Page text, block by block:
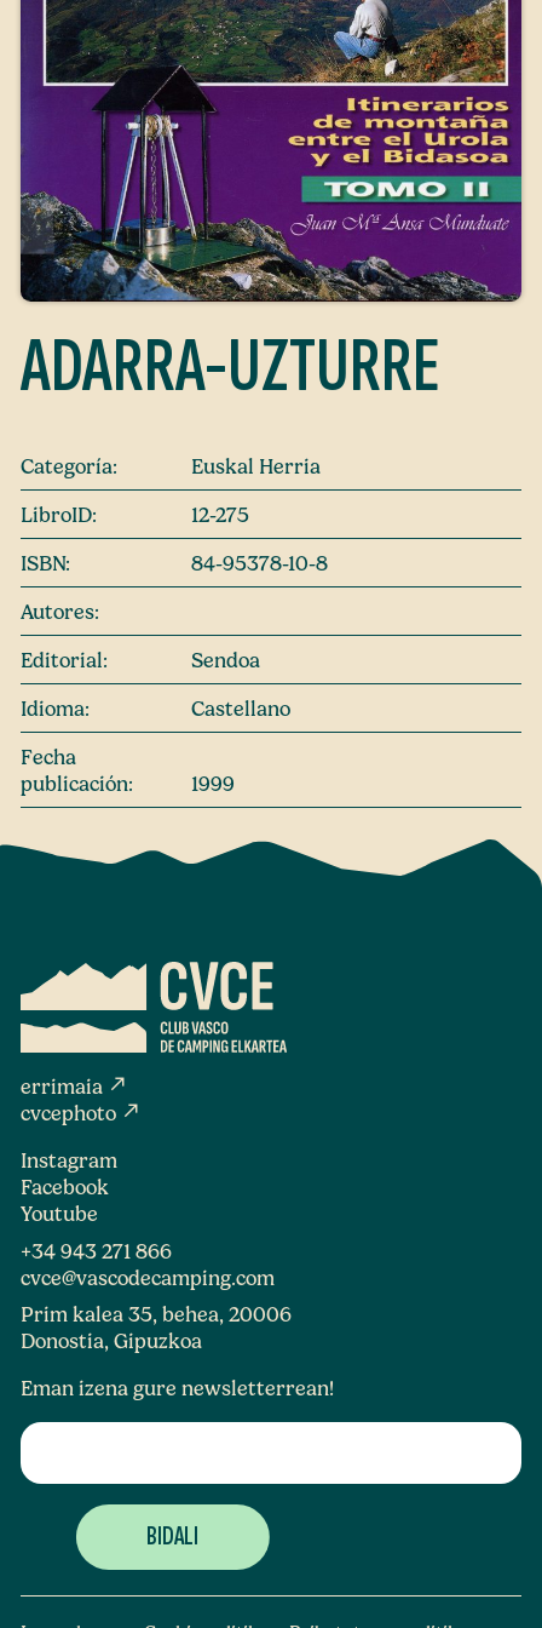
ADARRA-UZTURRE
Categoría:
Euskal Herria
LibroID:
12-275
ISBN:
84-95378-10-8
Autores:
Editorial:
Sendoa
Idioma:
Castellano
Fecha
publicación:
1999
errimaia north_east
cvcephoto north_east
Instagram
Facebook
Youtube
+34 943 271 866
cvce@vascodecamping.com
Prim kalea 35, behea, 20006
Donostia, Gipuzkoa
Eman izena gure newsletterrean!